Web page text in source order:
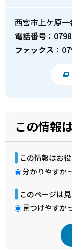
西宮市上ケ原
電話番号：
ファックス：
この情報
この情報はお
分かりやすか
このページは
見つけやすか